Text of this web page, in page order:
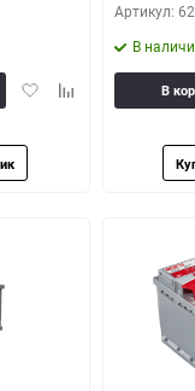
ДобавитьДобавить
Артикул:
В
В